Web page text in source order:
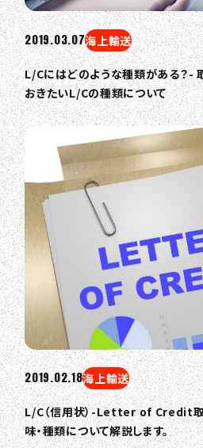
2019.03.07海上輸送
L/Cにはどのような種類がある？-
おきたいL/Cの種類について
2019.02.18海上輸送
L/C（信用状）-Letter of Credit取
味・種類について解説します。